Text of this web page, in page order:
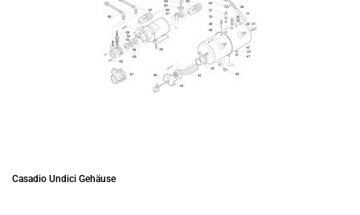
Casadio Undici Gehäuse